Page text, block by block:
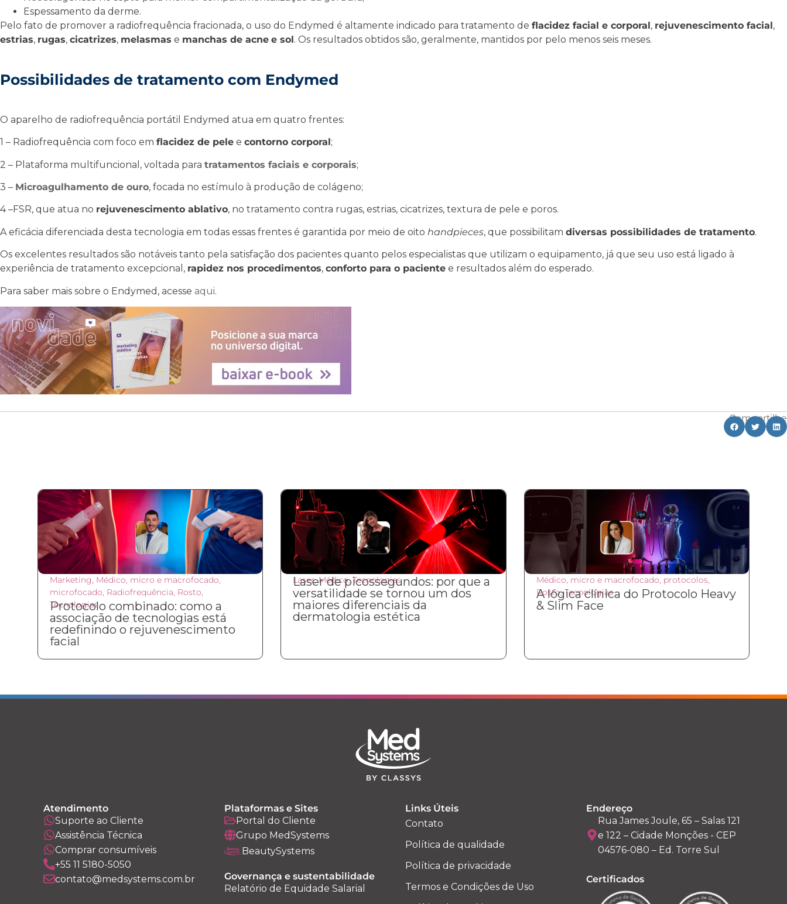
Espessamento da derme.
Pelo fato de promover a radiofrequência fracionada, o uso do Endymed é altamente indicado para tratamento de flacidez facial e corporal , rejuvenescimento facial ,
estrias, rugas, cicatrizes, melasmas e manchas de acne e sol . Os resultados obtidos são, geralmente, mantidos por pelo menos seis meses.
Possibilidades de tratamento com Endymed
O aparelho de radiofrequência portátil Endymed atua em quatro frentes:
1 – Radiofrequência com foco em flacidez de pele e contorno corporal ;
2 – Plataforma multifuncional, voltada para tratamentos faciais e corporais;
3 – Microagulhamento de ouro, focada no estímulo à produção de colágeno;
4 –FSR, que atua no rejuvenescimento ablativo, no tratamento contra rugas, estrias, cicatrizes, textura de pele e poros.
A eficácia diferenciada desta tecnologia em todas essas frentes é garantida por meio de oito handpieces, que possibilitam diversas possibilidades de tratamento.
Os excelentes resultados são notáveis tanto pela satisfação dos pacientes quanto pelos especialistas que utilizam o equipamento, já que seu uso está ligado à
experiência de tratamento excepcional, rapidez nos procedimentos, conforto para o paciente e resultados além do esperado.
Para saber mais sobre o Endymed, acesse aqui.
Compartilhe
Marketing, Médico, micro e macrofocado,
microfocado, Radiofrequência, Rosto,
Tecnologias
Protocolo combinado: como a
associação de tecnologias está
redefinindo o rejuvenescimento
facial
Laser,Médico,Tecnologias
Laser de picossegundos: por que a
versatilidade se tornou um dos
maiores diferenciais da
dermatologia estética
Médico, micro e macrofocado, protocolos,
Rosto,Tecnologias
A lógica clínica do Protocolo Heavy
& Slim Face
Atendimento
Suporte ao Cliente
Assistência Técnica
Comprar consumíveis
+55 11 5180-5050
contato@medsystems.com.br
Plataformas e Sites
Portal do Cliente
Grupo MedSystems
BeautySystems
Governança e sustentabilidade
Relatório de Equidade Salarial
Links Úteis
Contato
Política de qualidade
Política de privacidade
Termos e Condições de Uso
Endereço
Rua James Joule, 65 – Salas 121
e 122 – Cidade Monções - CEP
04576-080 – Ed. Torre Sul
Certificados